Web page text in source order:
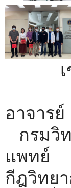
อาจารย์
กรมวิ
แพทย์
กีฎวิทย